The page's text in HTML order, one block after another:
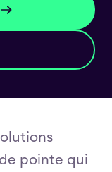
pointe qui